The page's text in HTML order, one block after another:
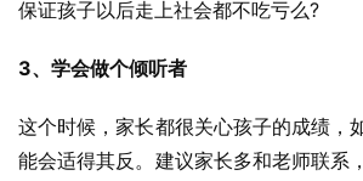
保证孩子以后走上社会都不吃亏么?
3、学会做个倾听者
这个时候，家长都很关心孩子的成绩，
能会适得其反。建议家长多和老师联系